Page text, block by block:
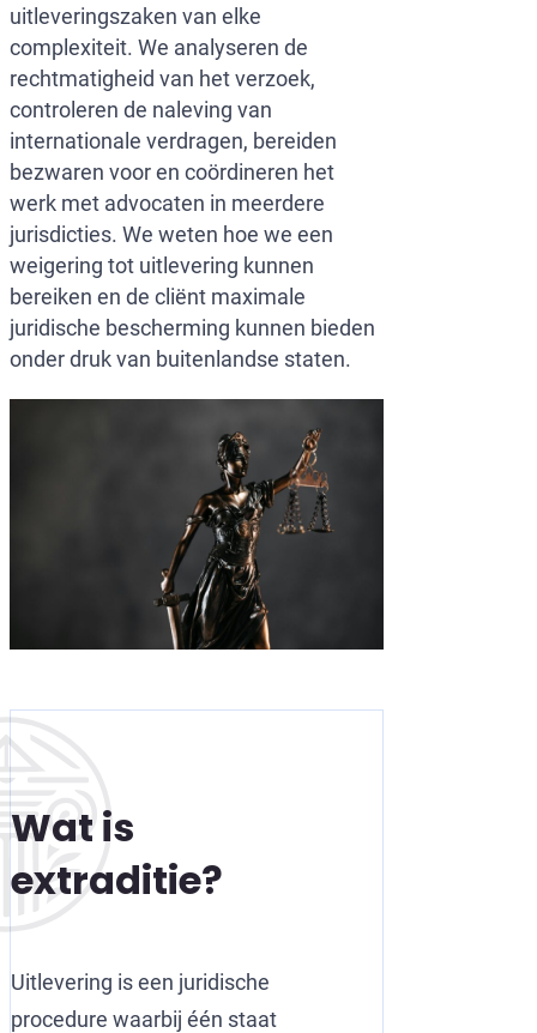
uitleveringszaken van elke
complexiteit. We analyseren de
rechtmatigheid van het verzoek,
controleren de naleving van
internationale verdragen, bereiden
bezwaren voor en coördineren het
werk met advocaten in meerdere
jurisdicties. We weten hoe we een
weigering tot uitlevering kunnen
bereiken en de cliënt maximale
juridische bescherming kunnen bieden
onder druk van buitenlandse staten.
Wat is
extraditie?
Uitlevering is een juridische
procedure waarbij één staat